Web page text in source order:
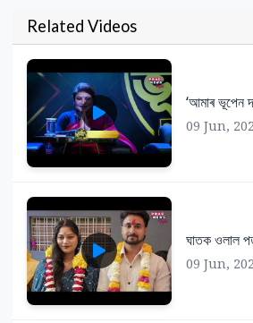
Related Videos
‘আমাৰ ভূপেন
09 Jun,
ঘাতক ওলাল
09 Jun,